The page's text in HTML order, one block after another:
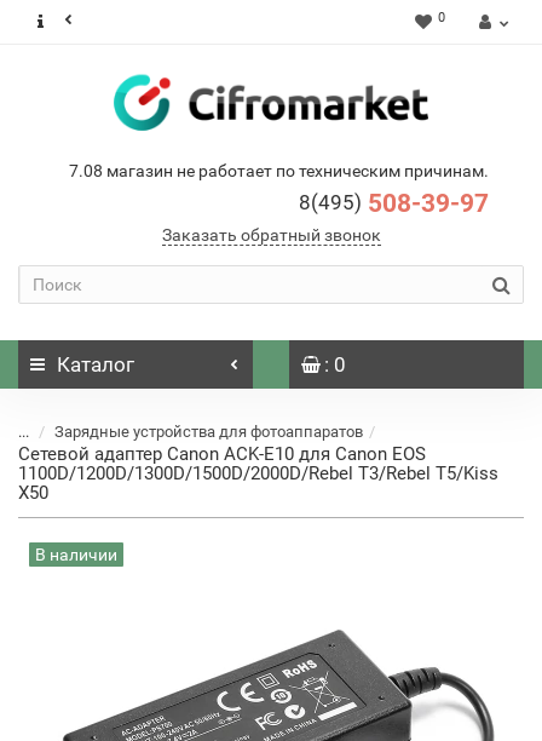
0
7.08 магазин не работает по техническим причинам.
8(495) 508-39-97
Заказать обратный звонок
Каталог : 0
... Зарядные устройства для фотоаппаратов
Сетевой адаптер Canon ACK-E10 для Canon EOS
1100D/1200D/1300D/1500D/2000D/Rebel T3/Rebel T5/Kiss
X50
В наличии